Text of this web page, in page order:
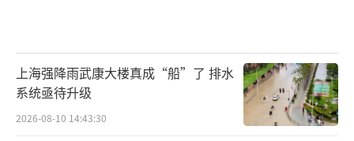
上海强降雨武康大楼真成“船”了 排水
系统亟待升级
2026-08-10 14:43:30